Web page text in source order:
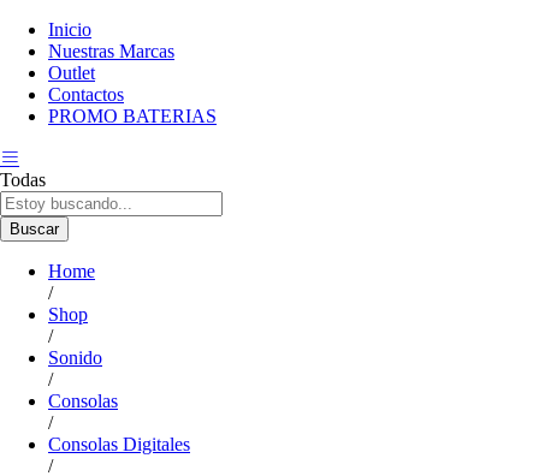
Inicio
Nuestras Marcas
Outlet
Contactos
PROMO BATERIAS
Todas
Buscar
Home
/
Shop
/
Sonido
/
Consolas
/
Consolas Digitales
/